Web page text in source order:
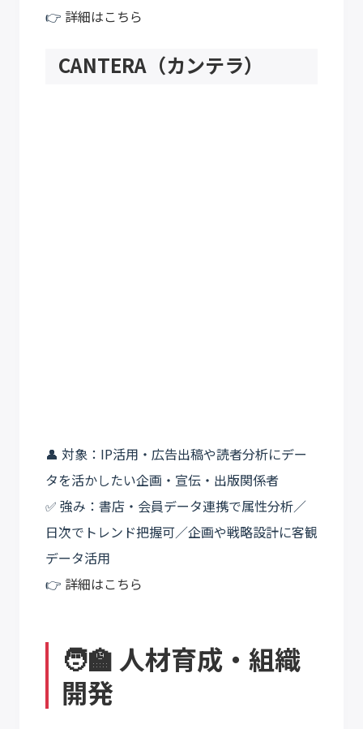
👉 詳細はこちら
CANTERA（カンテラ）
👤 対象：IP活用・広告出稿や読者分析にデー
タを活かしたい企画・宣伝・出版関係者
✅ 強み：書店・会員データ連携で属性分析／
日次でトレンド把握可／企画や戦略設計に客観
データ活用
👉 詳細はこちら
🧑‍🏫 人材育成・組織
開発